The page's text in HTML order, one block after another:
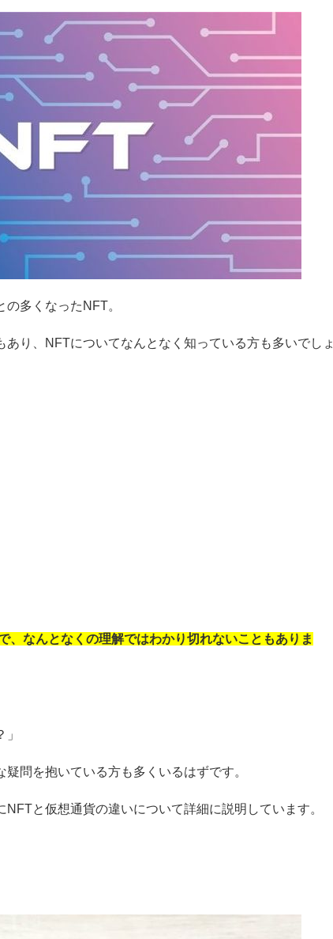
多くなったNFT。
り、NFTについてなんとなく知っている方も多いでしょ
、なんとなくの理解ではわかり切れないこともありま
問を抱いている方も多くいるはずです。
と仮想通貨の違いについて詳細に説明しています。